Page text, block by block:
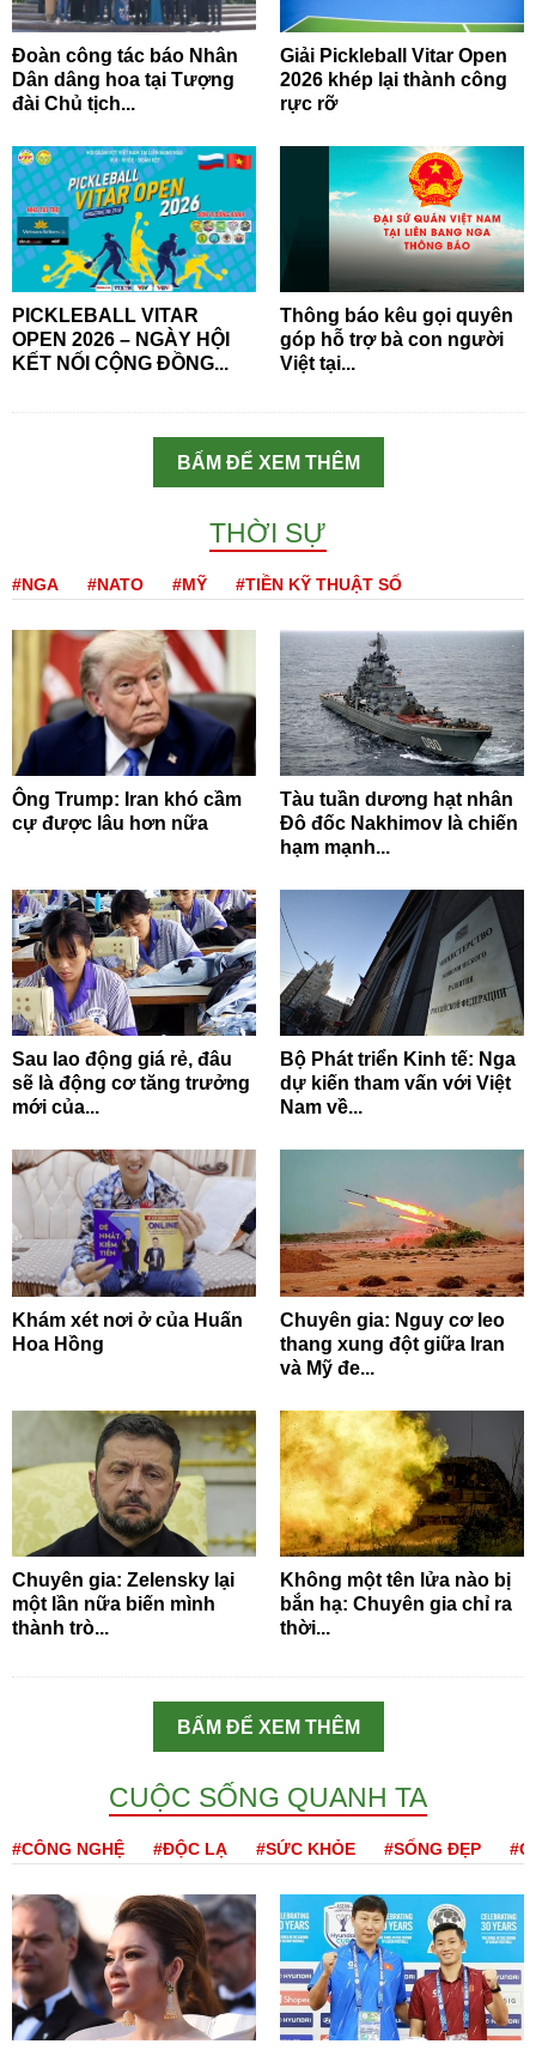
Đoàn công tác báo Nhân
Dân dâng hoa tại Tượng
đài Chủ tịch...
Giải Pickleball Vitar Open
2026 khép lại thành công
rực rỡ
PICKLEBALL VITAR
OPEN 2026 – NGÀY HỘI
KẾT NỐI CỘNG ĐỒNG...
Thông báo kêu gọi quyên
góp hỗ trợ bà con người
Việt tại...
BẤM ĐỂ XEM THÊM
THỜI SỰ
#NGA #NATO #MỸ #TIỀN KỸ THUẬT SỐ
Ông Trump: Iran khó cầm
cự được lâu hơn nữa
Tàu tuần dương hạt nhân
Đô đốc Nakhimov là chiến
hạm mạnh...
Sau lao động giá rẻ, đâu
sẽ là động cơ tăng trưởng
mới của...
Bộ Phát triển Kinh tế: Nga
dự kiến tham vấn với Việt
Nam về...
Khám xét nơi ở của Huấn
Hoa Hồng
Chuyên gia: Nguy cơ leo
thang xung đột giữa Iran
và Mỹ đe...
Chuyên gia: Zelensky lại
một lần nữa biến mình
thành trò...
Không một tên lửa nào bị
bắn hạ: Chuyên gia chỉ ra
thời...
BẤM ĐỂ XEM THÊM
CUỘC SỐNG QUANH TA
#CÔNG NGHỆ #ĐỘC LẠ #SỨC KHỎE #SỐNG ĐẸP